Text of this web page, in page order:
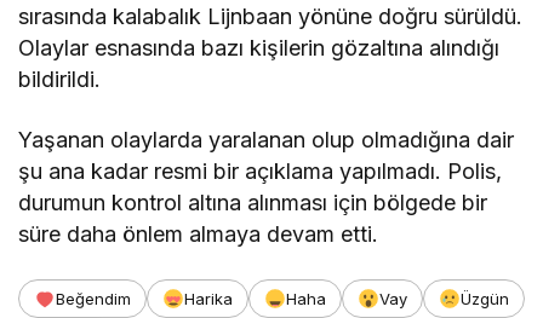
sırasında kalabalık Lijnbaan yönüne doğru sürüldü.
Olaylar esnasında bazı kişilerin gözaltına alındığı
bildirildi.
Yaşanan olaylarda yaralanan olup olmadığına dair
şu ana kadar resmi bir açıklama yapılmadı. Polis,
durumun kontrol altına alınması için bölgede bir
süre daha önlem almaya devam etti.
Beğendim Harika Haha Vay
Üzgün